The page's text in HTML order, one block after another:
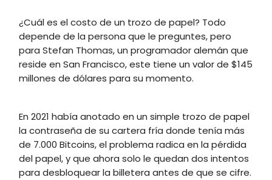
¿Cuál es el costo de un trozo de papel? Todo
depende de la persona que le preguntes, pero
para Stefan Thomas, un programador alemán que
reside en San Francisco, este tiene un valor de $145
millones de dólares para su momento.
En 2021 había anotado en un simple trozo de papel
la contraseña de su cartera fría donde tenía más
de 7.000 Bitcoins, el problema radica en la pérdida
del papel, y que ahora solo le quedan dos intentos
para desbloquear la billetera antes de que se cifre.